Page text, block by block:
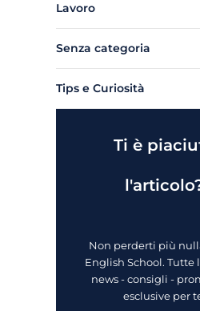
Lavoro
Senza categoria
Tips e Curiosità
Ti è
Non perderti più
English School. Tutte
news - consigli -
esclusive per